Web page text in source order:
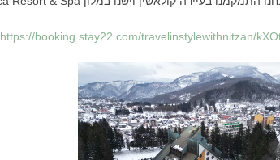
https://booking.stay22.com/travelinstylewithnitzan/